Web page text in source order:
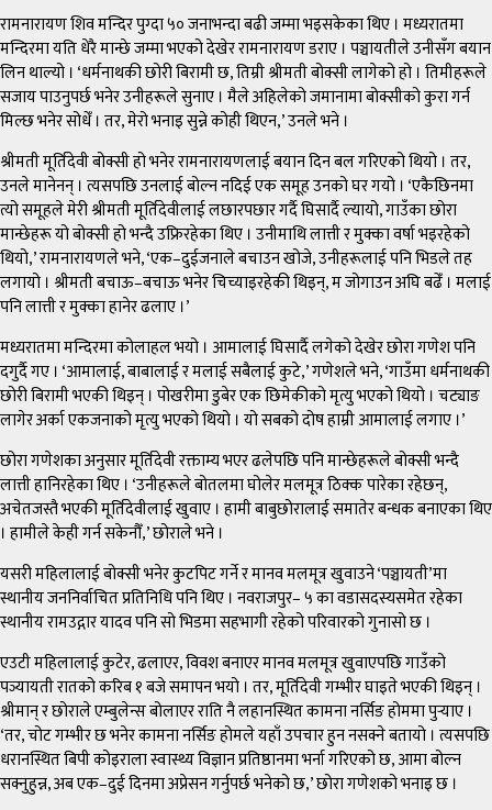
रामनारायण शिव मन्दिर पुग्दा ५० जनाभन्दा बढी जम्मा भइसकेका थिए । मध्यरातमा
मन्दिरमा यति धेरै मान्छे जम्मा भएको देखेर रामनारायण डराए । पञ्चायतीले उनीसँग बयान
लिन थाल्यो । ‘धर्मनाथकी छोरी बिरामी छ, तिम्री श्रीमती बोक्सी लागेको हो । तिमीहरूले
सजाय पाउनुपर्छ भनेर उनीहरूले सुनाए । मैले अहिलेको जमानामा बोक्सीको कुरा गर्न
मिल्छ भनेर सोधेँ । तर, मेरो भनाइ सुन्ने कोही थिएन,’ उनले भने ।
श्रीमती मूर्तिदेवी बोक्सी हो भनेर रामनारायणलाई बयान दिन बल गरिएको थियो । तर,
उनले मानेनन् । त्यसपछि उनलाई बोल्न नदिई एक समूह उनको घर गयो । ‘एकैछिनमा
त्यो समूहले मेरी श्रीमती मूर्तिदेवीलाई लछारपछार गर्दै घिसार्दै ल्यायो, गाउँका छोरा
मान्छेहरू यो बोक्सी हो भन्दै उफ्रिरहेका थिए । उनीमाथि लात्ती र मुक्का वर्षा भइरहेको
थियो,’ रामनारायणले भने, ‘एक–दुईजनाले बचाउन खोजे, उनीहरूलाई पनि भिडले तह
लगायो । श्रीमती बचाऊ–बचाऊ भनेर चिच्याइरहेकी थिइन्, म जोगाउन अघि बढेँ । मलाई
पनि लात्ती र मुक्का हानेर ढलाए ।’
मध्यरातमा मन्दिरमा कोलाहल भयो । आमालाई घिसार्दै लगेको देखेर छोरा गणेश पनि
दगुर्दै गए । ‘आमालाई, बाबालाई र मलाई सबैलाई कुटे,’ गणेशले भने, ‘गाउँमा धर्मनाथकी
छोरी बिरामी भएकी थिइन् । पोखरीमा डुबेर एक छिमेकीको मृत्यु भएको थियो । चट्याङ
लागेर अर्का एकजनाको मृत्यु भएको थियो । यो सबको दोष हाम्री आमालाई लगाए ।’
छोरा गणेशका अनुसार मूर्तिदेवी रक्ताम्य भएर ढलेपछि पनि मान्छेहरूले बोक्सी भन्दै
लात्ती हानिरहेका थिए । ‘उनीहरूले बोतलमा घोलेर मलमूत्र ठिक्क पारेका रहेछन्,
अचेतजस्तै भएकी मूर्तिदेवीलाई खुवाए । हामी बाबुछोरालाई समातेर बन्धक बनाएका थिए
। हामीले केही गर्न सकेनौँ,’ छोराले भने ।
यसरी महिलालाई बोक्सी भनेर कुटपिट गर्ने र मानव मलमूत्र खुवाउने ‘पञ्चायती’मा
स्थानीय जननिर्वाचित प्रतिनिधि पनि थिए । नवराजपुर– ५ का वडासदस्यसमेत रहेका
स्थानीय रामउद्गार यादव पनि सो भिडमा सहभागी रहेको परिवारको गुनासो छ ।
एउटी महिलालाई कुटेर, ढलाएर, विवश बनाएर मानव मलमूत्र खुवाएपछि गाउँको
पञ्यायती रातको करिब १ बजे समापन भयो । तर, मूर्तिदेवी गम्भीर घाइते भएकी थिइन् ।
श्रीमान् र छोराले एम्बुलेन्स बोलाएर राति नै लहानस्थित कामना नर्सिङ होममा पुर्‍याए ।
‘तर, चोट गम्भीर छ भनेर कामना नर्सिङ होमले यहाँ उपचार हुन नसक्ने बतायो । त्यसपछि
धरानस्थित बिपी कोइराला स्वास्थ्य विज्ञान प्रतिष्ठानमा भर्ना गरिएको छ, आमा बोल्न
सक्नुहुन्न, अब एक–दुई दिनमा अप्रेसन गर्नुपर्छ भनेको छ,’ छोरा गणेशको भनाइ छ ।